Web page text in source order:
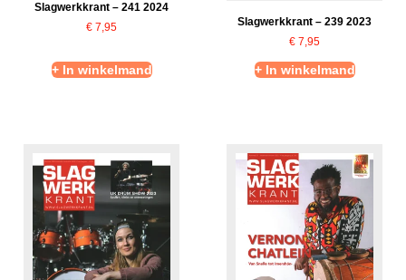
Slagwerkkrant – 241 2024
€ 7,95
+ In winkelmand
Slagwerkkrant – 239 2023
€ 7,95
+ In winkelmand